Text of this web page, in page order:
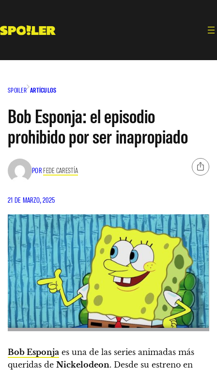
contenido
SPOILER ARTÍCULOS
Bob Esponja: el episodio
prohibido por ser inapropiado
POR FEDE CARESTÍA
21 DE MARZO, 2025
Bob Esponja es una de las series animadas más
queridas de Nickelodeon. Desde su estreno en